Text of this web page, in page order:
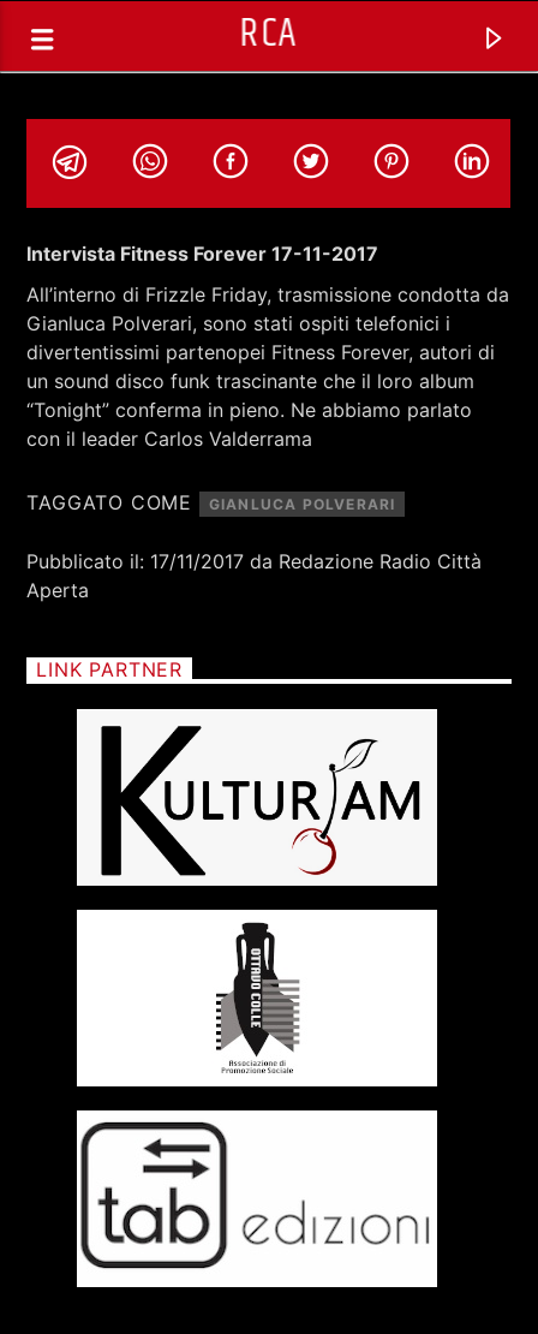
RCA
SELEZIONI MUSICALI
RCA - Radio città aperta
+393401974468
Sostieni Radio Città Aperta
Intervista Fitness Forever 17-11-2017
All’interno di Frizzle Friday, trasmissione condotta da
Gianluca Polverari, sono stati ospiti telefonici i
divertentissimi partenopei Fitness Forever, autori di
un sound disco funk trascinante che il loro album
“Tonight” conferma in pieno. Ne abbiamo parlato
con il leader Carlos Valderrama
TAGGATO COME GIANLUCA POLVERARI
Pubblicato il: 17/11/2017 da Redazione Radio Città
Aperta
LINK PARTNER